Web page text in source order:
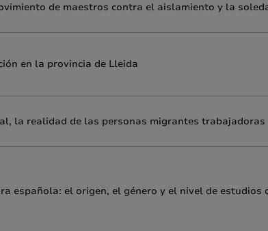
de maestros contra el aislamiento y la
en la provincia de Lleida
la realidad de las personas migrantes
española: el origen, el género y el nivel de estudios